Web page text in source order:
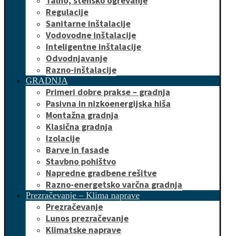
Regulacije
Sanitarne inštalacije
Vodovodne inštalacije
Inteligentne inštalacije
Odvodnjavanje
Razno-inštalacije
GRADNJA
Primeri dobre prakse – gradnja
Pasivna in nizkoenergijska hiša
Montažna gradnja
Klasična gradnja
Izolacije
Barve in fasade
Stavbno pohištvo
Napredne gradbene rešitve
Razno-energetsko varčna gradnja
Prezračevanje – Klima naprave
Prezračevanje
Lunos prezračevanje
Klimatske naprave